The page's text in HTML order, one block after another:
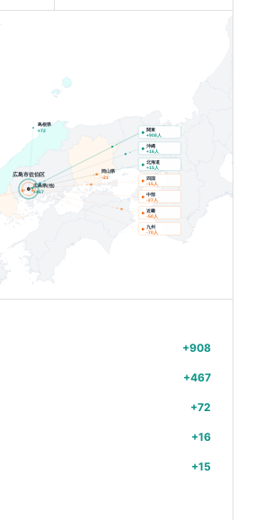
広島県(他)
+467
島根県
+72
岡山県
-21
広島市佐伯区
関東
+908人
沖縄
+16人
北海道
+15人
四国
-15人
中部
-27人
近畿
-50人
九州
-70人
+908
+467
+72
+16
+15